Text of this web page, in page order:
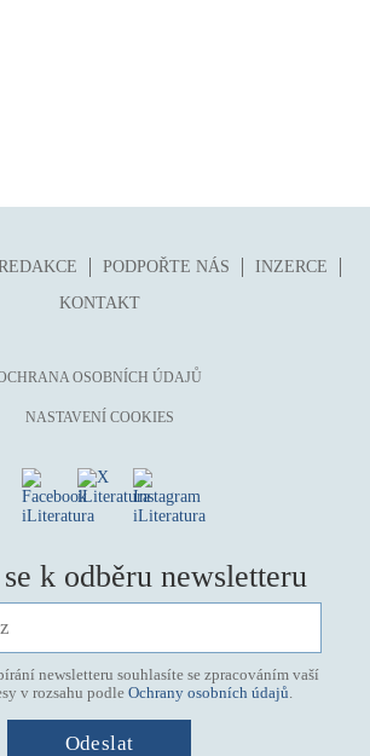
PODPOŘTE NÁS
INZERCE
KONTAKT
OSOBNÍCH ÚDAJŮ
NASTAVENÍ COOKIES
k odběru newsletteru
newsletteru souhlasíte se zpracováním vaší
v rozsahu podle Ochrany osobních údajů